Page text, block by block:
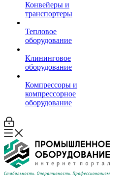
Конвейеры и
транспортеры
Тепловое
оборудование
Клининговое
оборудование
Компрессоры и
компрессорное
оборудование